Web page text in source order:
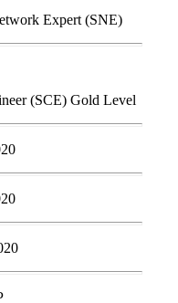
Expert (SNE)
(SCE) Gold Level